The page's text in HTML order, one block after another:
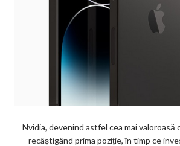
Nvidia, devenind astfel cea mai valoroasă
recâștigând prima poziție, în timp ce